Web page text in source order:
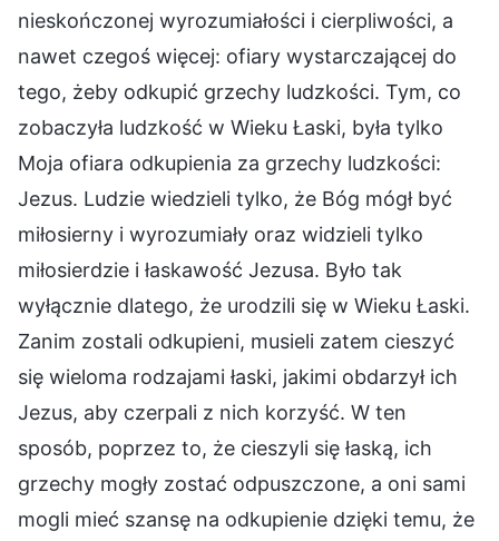
nieskończonej wyrozumiałości i cierpliwości, a
nawet czegoś więcej: ofiary wystarczającej do
tego, żeby odkupić grzechy ludzkości. Tym, co
zobaczyła ludzkość w Wieku Łaski, była tylko
Moja ofiara odkupienia za grzechy ludzkości:
Jezus. Ludzie wiedzieli tylko, że Bóg mógł być
miłosierny i wyrozumiały oraz widzieli tylko
miłosierdzie i łaskawość Jezusa. Było tak
wyłącznie dlatego, że urodzili się w Wieku Łaski.
Zanim zostali odkupieni, musieli zatem cieszyć
się wieloma rodzajami łaski, jakimi obdarzył ich
Jezus, aby czerpali z nich korzyść. W ten
sposób, poprzez to, że cieszyli się łaską, ich
grzechy mogły zostać odpuszczone, a oni sami
mogli mieć szansę na odkupienie dzięki temu, że